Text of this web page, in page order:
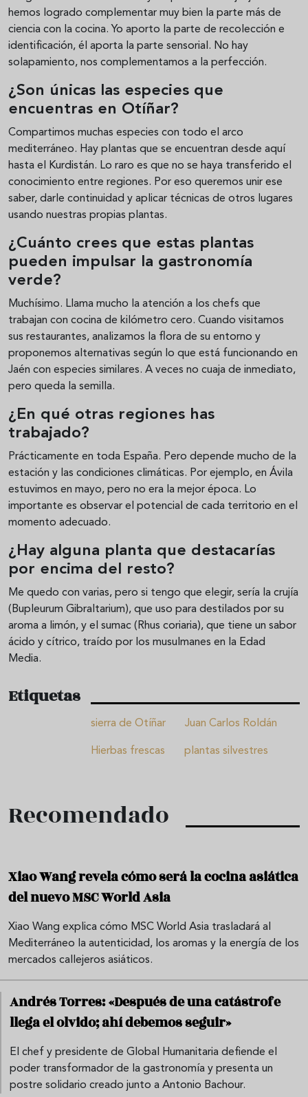
hemos logrado complementar muy bien la parte más de
ciencia con la cocina. Yo aporto la parte de recolección e
identificación, él aporta la parte sensorial. No hay
solapamiento, nos complementamos a la perfección.
¿Son únicas las especies que
encuentras en Otíñar?
Compartimos muchas especies con todo el arco
mediterráneo. Hay plantas que se encuentran desde aquí
hasta el Kurdistán. Lo raro es que no se haya transferido el
conocimiento entre regiones. Por eso queremos unir ese
saber, darle continuidad y aplicar técnicas de otros lugares
usando nuestras propias plantas.
¿Cuánto crees que estas plantas
pueden impulsar la gastronomía
verde?
Muchísimo. Llama mucho la atención a los chefs que
trabajan con cocina de kilómetro cero. Cuando visitamos
sus restaurantes, analizamos la flora de su entorno y
proponemos alternativas según lo que está funcionando en
Jaén con especies similares. A veces no cuaja de inmediato,
pero queda la semilla.
¿En qué otras regiones has
trabajado?
Prácticamente en toda España. Pero depende mucho de la
estación y las condiciones climáticas. Por ejemplo, en Ávila
estuvimos en mayo, pero no era la mejor época. Lo
importante es observar el potencial de cada territorio en el
momento adecuado.
¿Hay alguna planta que destacarías
por encima del resto?
Me quedo con varias, pero si tengo que elegir, sería la crujía
(Bupleurum Gibraltarium), que uso para destilados por su
aroma a limón, y el sumac (Rhus coriaria), que tiene un sabor
ácido y cítrico, traído por los musulmanes en la Edad
Media.
Etiquetas
sierra de Otíñar Juan Carlos Roldán
Hierbas frescas plantas silvestres
Recomendado
Xiao Wang revela cómo será la cocina asiática
del nuevo MSC World Asia
Xiao Wang explica cómo MSC World Asia trasladará al
Mediterráneo la autenticidad, los aromas y la energía de los
mercados callejeros asiáticos.
Andrés Torres: «Después de una catástrofe
llega el olvido; ahí debemos seguir»
El chef y presidente de Global Humanitaria defiende el
poder transformador de la gastronomía y presenta un
postre solidario creado junto a Antonio Bachour.